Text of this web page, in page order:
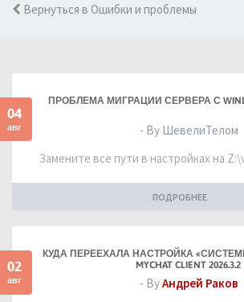
Вернуться в Ошибки и проблемы
04
авг
ПРОБЛЕМА МИГРАЦИИ СЕРВЕРА С
- By ШевелиТелом
Замените все пути в настройках на
ПОДРОБНЕЕ
02
авг
КУДА ПЕРЕЕХАЛА НАСТРОЙКА
MYCHAT CLIENT 2026.3.2
- ByАндрей Раков